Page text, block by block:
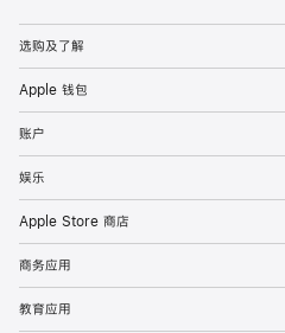
选购及了解
Apple 钱包
账户
娱乐
Apple Store 商店
商务应用
教育应用